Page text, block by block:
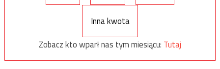
Inna kwota
Zobacz kto wparł nas tym miesiącu: Tutaj